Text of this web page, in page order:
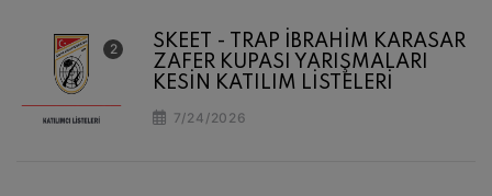
SKEET - TRAP İBRAHİM KARASAR
ZAFER KUPASI YARIŞMALARI
KESİN KATILIM LİSTELERİ
7/24/2026